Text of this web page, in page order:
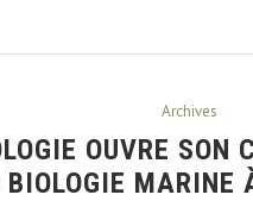
Archives
OUVRE SON
MARINE